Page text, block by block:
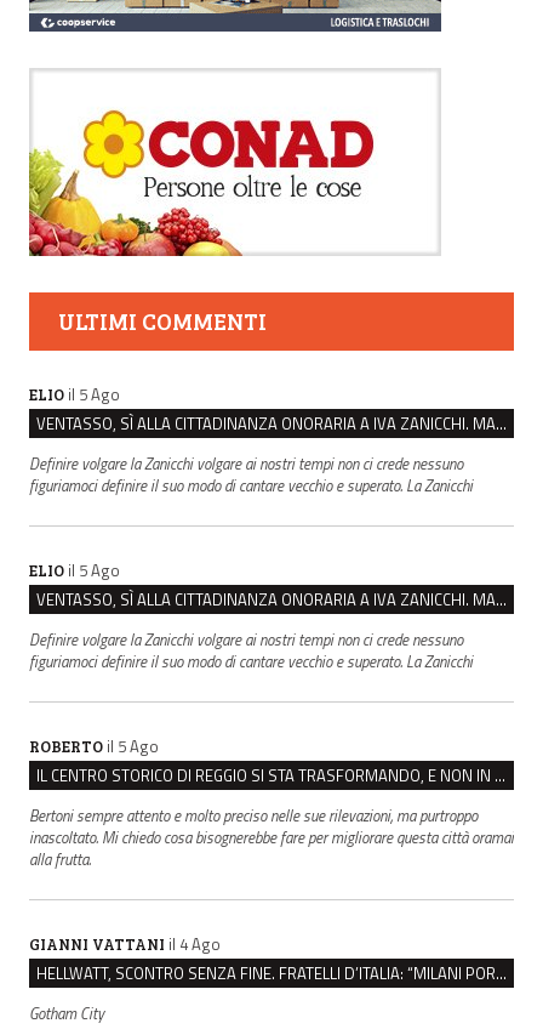
ULTIMI COMMENTI
ELIO il 5 Ago
VENTASSO, SÌ ALLA CITTADINANZA ONORARIA A IVA ZANICCHI. MA BARGIACCHI: “È DI PESSIMO GUSTO”
Definire volgare la Zanicchi volgare ai nostri tempi non ci crede nessuno
figuriamoci definire il suo modo di cantare vecchio e superato. La Zanicchi
ELIO il 5 Ago
VENTASSO, SÌ ALLA CITTADINANZA ONORARIA A IVA ZANICCHI. MA BARGIACCHI: “È DI PESSIMO GUSTO”
Definire volgare la Zanicchi volgare ai nostri tempi non ci crede nessuno
figuriamoci definire il suo modo di cantare vecchio e superato. La Zanicchi
ROBERTO il 5 Ago
IL CENTRO STORICO DI REGGIO SI STA TRASFORMANDO, E NON IN MEGLIO
Bertoni sempre attento e molto preciso nelle sue rilevazioni, ma purtroppo
inascoltato. Mi chiedo cosa bisognerebbe fare per migliorare questa città oramai
alla frutta.
GIANNI VATTANI il 4 Ago
HELLWATT, SCONTRO SENZA FINE. FRATELLI D’ITALIA: “MILANI PORTA DOCUMENTI, DE FRANCO INSULTI”
Gotham City